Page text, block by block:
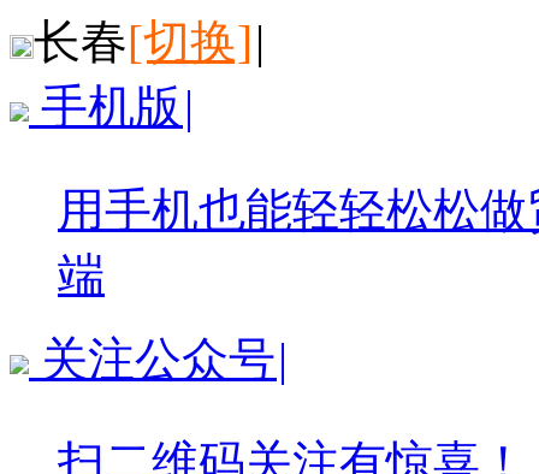
长春[切换]|
手机版 |
用手机也能轻轻松松
端
关注公众号|
扫二维码关注有惊喜！